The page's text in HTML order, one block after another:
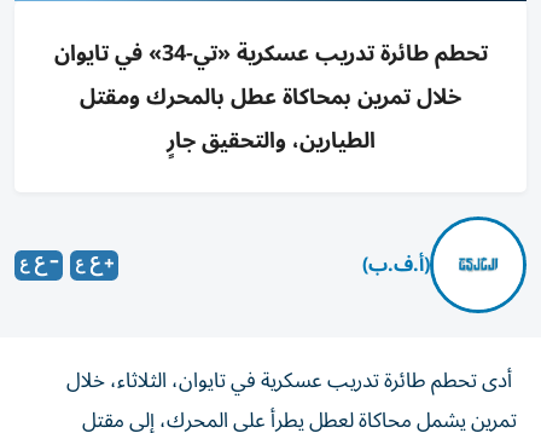
تحطم طائرة تدريب عسكرية «تي-34» في تايوان
خلال تمرين بمحاكاة عطل بالمحرك ومقتل
الطيارين، والتحقيق جارٍ‎
(أ.ف.ب)
أدى تحطم طائرة تدريب عسكرية في تايوان، الثلاثاء، خلال
تمرين يشمل محاكاة لعطل يطرأ على المحرك، إلى مقتل